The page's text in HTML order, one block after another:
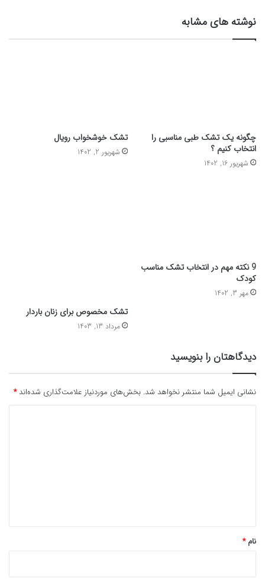
نوشته های مشابه
چگونه یک تشک طبی مناسبی را
انتخاب کنیم ؟
شهریور 16, 1402
تشک خوشخواب رویال
شهریور 2, 1402
9 نکته مهم در انتخاب تشک مناسب
کودک
مهر 3, 1402
تشک مخصوص برای زنان باردار
مرداد 13, 1403
دیدگاهتان را بنویسید
نشانی ایمیل شما منتشر نخواهد شد. بخش‌های موردنیاز علامت‌گذاری شده‌اند*
نام*